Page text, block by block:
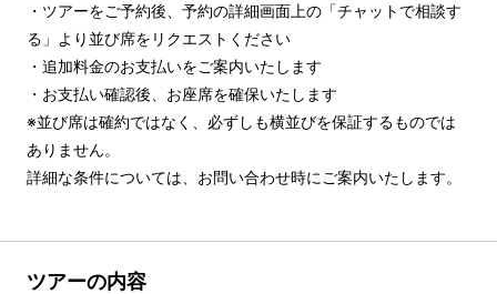
・ツアーをご予約後、予約の詳細画面上の「チャットで相談す
る」より並び席をリクエストください
・追加料金のお支払いをご案内いたします
・お支払い確認後、お座席を確保いたします
※並び席は確約ではなく、必ずしも横並びを保証するものでは
ありません。
詳細な条件については、お問い合わせ時にご案内いたします。
ツアーの内容